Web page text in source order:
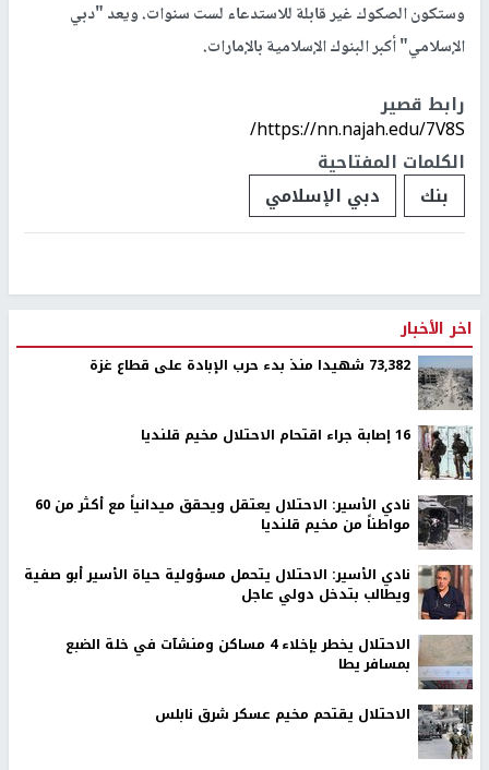
وستكون الصكوك غير قابلة للاستدعاء لست سنوات. ويعد "دبي
الإسلامي" أكبر البنوك الإسلامية بالإمارات.
رابط قصير
https://nn.najah.edu/7V8S/
الكلمات المفتاحية
بنك
دبي الإسلامي
اخر الأخبار
73,382 شهيدا منذ بدء حرب الإبادة على قطاع غزة
16 إصابة جراء اقتحام الاحتلال مخيم قلنديا
نادي الأسير: الاحتلال يعتقل ويحقق ميدانياً مع أكثر من 60
مواطناً من مخيم قلنديا
نادي الأسير: الاحتلال يتحمل مسؤولية حياة الأسير أبو صفية
ويطالب بتدخل دولي عاجل
الاحتلال يخطر بإخلاء 4 مساكن ومنشآت في خلة الضبع
بمسافر يطا
الاحتلال يقتحم مخيم عسكر شرق نابلس